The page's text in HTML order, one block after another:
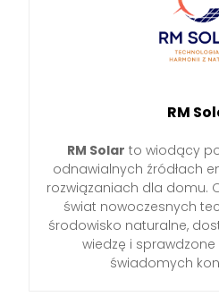
RM
RM Solar to wiodący
odnawialnych źródłach
rozwiązaniach dla domu.
świat nowoczesnych
środowisko naturalne,
wiedzę i
świadomych